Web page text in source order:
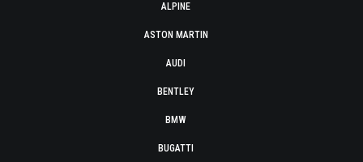
ALPINE
ASTON MARTIN
AUDI
BENTLEY
BMW
BUGATTI